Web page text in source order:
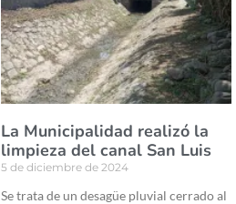
La Municipalidad realizó la
limpieza del canal San Luis
5 de diciembre de 2024
Se trata de un desagüe pluvial cerrado al